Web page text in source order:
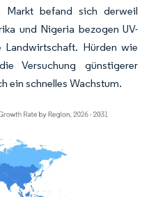
Markt befand sich derweil
und Nigeria bezogen UV-
Landwirtschaft. Hürden wie
Versuchung günstigerer
ein schnelles Wachstum.